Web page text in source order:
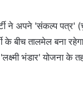
ने अपने 'संकल्प पत्र'
के बीच तालमेल बना
भंडार' योजना के